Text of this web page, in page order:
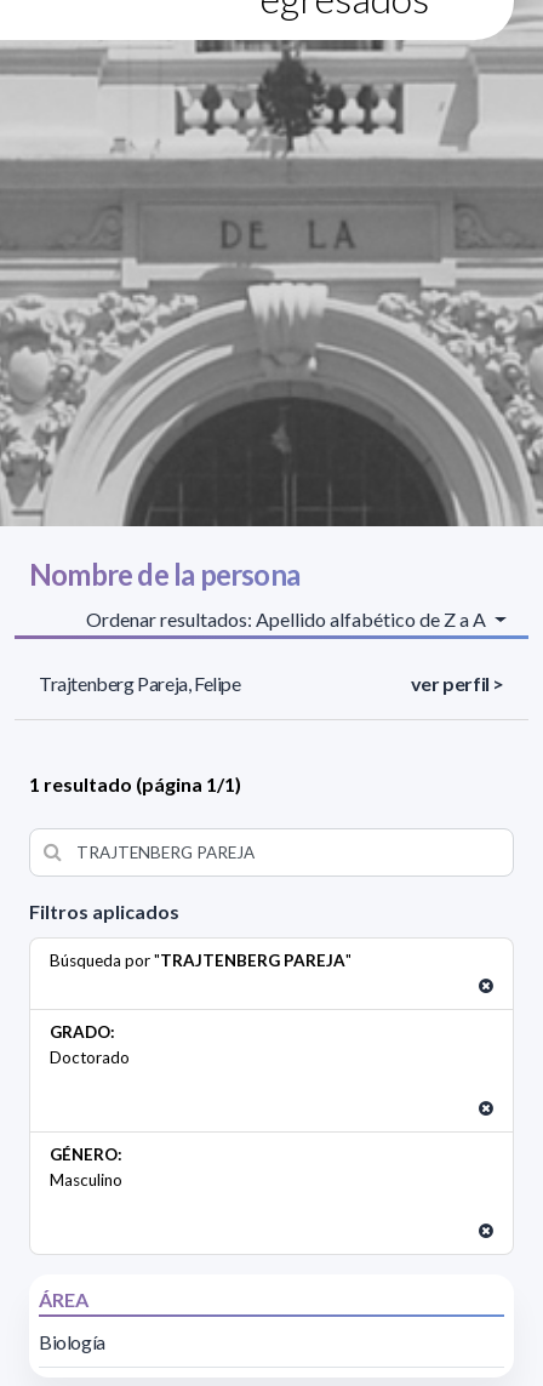
Filtros aplicados
Búsqueda por "TRAJTENBERG PAREJA"
GRADO:
Doctorado
GÉNERO:
Masculino
ÁREA
Biología
Nombre de la persona
Ordenar resultados: Apellido alfabético de Z a A
Trajtenberg Pareja, Felipe ver perfil >
1 resultado (página 1/1)